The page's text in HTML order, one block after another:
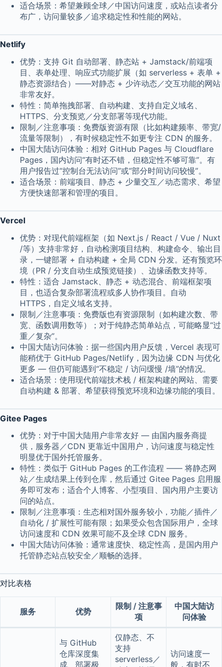
适合场景：希望兼顾全球／中国访问速度，或站点读者分
布广，访问量较多／追求稳定性和性能的网站。
Netlify
优势：支持 Git 自动部署、静态站 + Jamstack/前端项
目、表单处理、响应式功能扩展（如 serverless + 表单 +
静态资源结合）——对静态 + 少许动态／交互功能的网站
非常友好。
特性：简单拖拽部署、自动构建、支持自定义域名、
HTTPS、分支预览／分支部署等现代功能。
限制／注意事项：免费版资源有限（比如构建频率、带宽/
流量等限制），有时候稳定性不如更专注 CDN 的服务。
中国大陆访问体验：相对 GitHub Pages 与 Cloudflare
Pages，国内访问“有时还不错，但稳定性不够可靠”。有
用户报告过“控制台无法访问”或“部分时间访问较慢”。
适合场景：前端项目、静态 + 少量交互／动态需求、希望
方便快速部署和管理的项目。
Vercel
优势：对现代前端框架（如 Next.js / React / Vue / Nuxt
/等）支持非常好，自动检测项目结构、构建命令、输出目
录，一键部署 + 自动构建 + 全局 CDN 分发。还有预览环
境（PR / 分支自动生成预览链接）、边缘函数支持等。
特性：适合 Jamstack、静态 + 动态混合、前端框架项
目，也适合复杂部署流程或多人协作项目。自动
HTTPS，自定义域名支持。
限制／注意事项：免费版也有资源限制（如构建次数、带
宽、函数调用数等）；对于纯静态简单站点，可能略显“过
重／复杂”。
中国大陆访问体验：据一些国内用户反馈，Vercel 表现可
能稍优于 GitHub Pages/Netlify，因为边缘 CDN 与优化
更多 — 但仍可能遇到“不稳定 / 访问缓慢 /墙”的情况。
适合场景：使用现代前端技术栈 / 框架构建的网站、需要
自动构建 & 部署、希望获得预览环境和边缘功能的项目。
Gitee Pages
优势：对于中国大陆用户非常友好 — 由国内服务商提
供，服务器／CDN 更靠近中国用户，访问速度与稳定性
明显优于国外托管服务。
特性：类似于 GitHub Pages 的工作流程 —— 将静态网
站／生成结果上传到仓库，然后通过 Gitee Pages 启用服
务即可发布；适合个人博客、小型项目、国内用户主要访
问的站点。
限制／注意事项：生态相对国外服务较小，功能／插件／
自动化 / 扩展性可能有限；如果受众包含国际用户，全球
访问速度和 CDN 效果可能不及全球 CDN 服务。
中国大陆访问体验：通常速度快、稳定性高，是国内用户
托管静态站点较安全／顺畅的选择。
对比表格
服务 优势
限制 / 注意事
项
中国大陆访
问体验
与 GitHub
仓库深度集
成、部署极
仅静态、不
支持
serverless／
访问速度一
般，有时不